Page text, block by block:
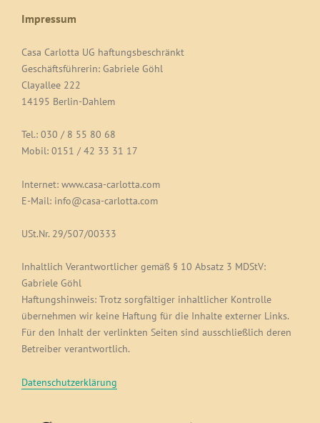
Impressum
Casa Carlotta UG haftungsbeschränkt
Geschäftsführerin: Gabriele Göhl
Clayallee 222
14195 Berlin-Dahlem
Tel.: 030 / 8 55 80 68
Mobil: 0151 / 42 33 31 17
Internet: www.casa-carlotta.com
E-Mail: info@casa-carlotta.com
USt.Nr. 29/507/00333
Inhaltlich Verantwortlicher gemäß § 10 Absatz 3 MDStV:
Gabriele Göhl
Haftungshinweis: Trotz sorgfältiger inhaltlicher Kontrolle
übernehmen wir keine Haftung für die Inhalte externer Links.
Für den Inhalt der verlinkten Seiten sind ausschließlich deren
Betreiber verantwortlich.
Datenschutzerklärung